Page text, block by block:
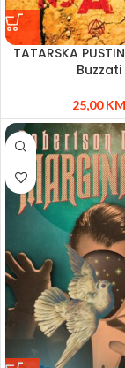
TATARSKA
Buzzati
25,00KM